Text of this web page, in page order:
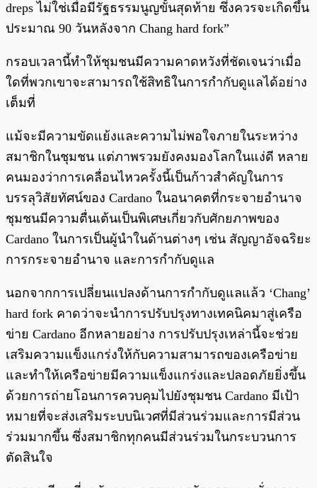
dreps ไม่ใช่เมื่อมีรัฐธรรมนูญขั้นสุดท้าย ซึ่งควรจะเกิดขึ้น
ประมาณ 90 วันหลังจาก Chang hard fork”
กรอบเวลานี้ทำให้ชุมชนมีความคาดหวังที่ชัดเจนว่าเมื่อ
ใดที่พวกเขาจะสามารถใช้สิทธิในการกำกับดูแลได้อย่าง
เต็มที่
แม้จะมีความขัดแย้งและความไม่พอใจภายในระหว่าง
สมาชิกในชุมชน แต่ภาพรวมยังคงมองโลกในแง่ดี หลาย
คนมองว่าการเคลื่อนไหวครั้งนี้เป็นก้าวสำคัญในการ
บรรลุวิสัยทัศน์ของ Cardano ในอนาคตที่กระจายอำนาจ
ชุมชนมีความตื่นเต้นเป็นพิเศษเกี่ยวกับศักยภาพของ
Cardano ในการเป็นผู้นำในด้านต่างๆ เช่น สัญญาอัจฉริยะ
การกระจายอำนาจ และการกำกับดูแล
นอกจากการเปลี่ยนแปลงด้านการกำกับดูแลแล้ว ‘Chang’
hard fork คาดว่าจะนำการปรับปรุงทางเทคนิคมาสู่เครือ
ข่าย Cardano อีกหลายอย่าง การปรับปรุงเหล่านี้จะช่วย
เสริมความแข็งแกร่งให้กับความสามารถของเครือข่าย
และทำให้เครือข่ายมีความแข็งแกร่งและปลอดภัยยิ่งขึ้น
ด้วยการถ่ายโอนการควบคุมไปยังชุมชน Cardano มีเป้า
หมายที่จะส่งเสริมระบบนิเวศที่มีส่วนร่วมและการมีส่วน
ร่วมมากขึ้น ซึ่งสมาชิกทุกคนมีส่วนร่วมในกระบวนการ
ตัดสินใจ